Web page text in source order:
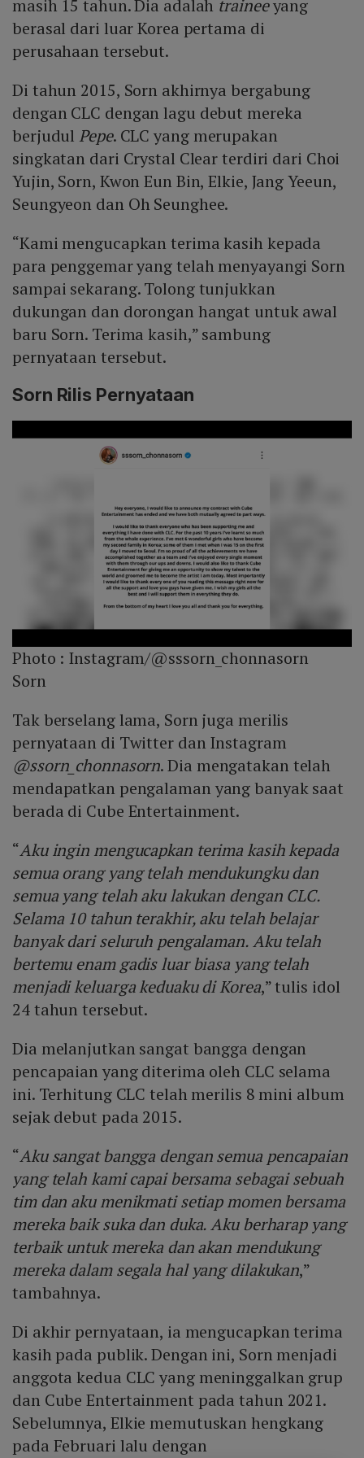
masih 15 tahun. Dia adalah traineeyang
berasal dari luar Korea pertama di
perusahaan tersebut.
Di tahun 2015, Sorn akhirnya bergabung
dengan CLC dengan lagu debut mereka
berjudul Pepe. CLC yang merupakan
singkatan dari Crystal Clear terdiri dari Choi
Yujin, Sorn, Kwon Eun Bin, Elkie, Jang Yeeun,
Seungyeon dan Oh Seunghee.
“Kami mengucapkan terima kasih kepada
para penggemar yang telah menyayangi Sorn
sampai sekarang. Tolong tunjukkan
dukungan dan dorongan hangat untuk awal
baru Sorn. Terima kasih,” sambung
pernyataan tersebut.
Sorn Rilis Pernyataan
Photo : Instagram/@sssorn_chonnasorn
Sorn
Tak berselang lama, Sorn juga merilis
pernyataan di Twitter dan Instagram
@ssorn_chonnasorn. Dia mengatakan telah
mendapatkan pengalaman yang banyak saat
berada di Cube Entertainment.
“Aku ingin mengucapkan terima kasih kepada
semua orang yang telah mendukungku dan
semua yang telah aku lakukan dengan CLC.
Selama 10 tahun terakhir, aku telah belajar
banyak dari seluruh pengalaman. Aku telah
bertemu enam gadis luar biasa yang telah
menjadi keluarga keduaku di Korea,” tulis idol
24 tahun tersebut.
Dia melanjutkan sangat bangga dengan
pencapaian yang diterima oleh CLC selama
ini. Terhitung CLC telah merilis 8 mini album
sejak debut pada 2015.
“Aku sangat bangga dengan semua pencapaian
yang telah kami capai bersama sebagai sebuah
tim dan aku menikmati setiap momen bersama
mereka baik suka dan duka. Aku berharap yang
terbaik untuk mereka dan akan mendukung
mereka dalam segala hal yang dilakukan,”
tambahnya.
Di akhir pernyataan, ia mengucapkan terima
kasih pada publik. Dengan ini, Sorn menjadi
anggota kedua CLC yang meninggalkan grup
dan Cube Entertainment pada tahun 2021.
Sebelumnya, Elkie memutuskan hengkang
pada Februari lalu dengan